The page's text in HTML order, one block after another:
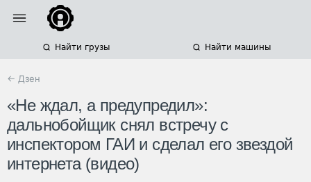
Найти грузы Найти машины
← Дзен
«Не ждал, а предупредил»:
дальнобойщик снял встречу с
инспектором ГАИ и сделал его звездой
интернета (видео)